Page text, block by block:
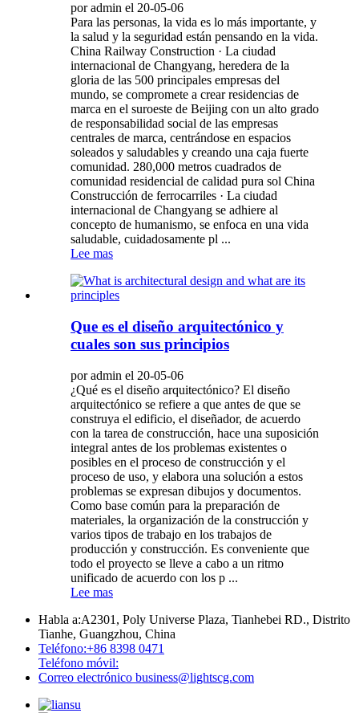
por admin el 20-05-06
Para las personas, la vida es lo más importante, y
la salud y la seguridad están pensando en la vida.
China Railway Construction · La ciudad
internacional de Changyang, heredera de la
gloria de las 500 principales empresas del
mundo, se compromete a crear residencias de
marca en el suroeste de Beijing con un alto grado
de responsabilidad social de las empresas
centrales de marca, centrándose en espacios
soleados y saludables y creando una caja fuerte
comunidad. 280,000 metros cuadrados de
comunidad residencial de calidad pura sol China
Construcción de ferrocarriles · La ciudad
internacional de Changyang se adhiere al
concepto de humanismo, se enfoca en una vida
saludable, cuidadosamente pl ...
Lee mas
Que es el diseño arquitectónico y
cuales son sus principios
por admin el 20-05-06
¿Qué es el diseño arquitectónico? El diseño
arquitectónico se refiere a que antes de que se
construya el edificio, el diseñador, de acuerdo
con la tarea de construcción, hace una suposición
integral antes de los problemas existentes o
posibles en el proceso de construcción y el
proceso de uso, y elabora una solución a estos
problemas se expresan dibujos y documentos.
Como base común para la preparación de
materiales, la organización de la construcción y
varios tipos de trabajo en los trabajos de
producción y construcción. Es conveniente que
todo el proyecto se lleve a cabo a un ritmo
unificado de acuerdo con los p ...
Lee mas
Habla a:A2301, Poly Universe Plaza, Tianhebei RD., Distrito
Tianhe, Guangzhou, China
Teléfono:+86 8398 0471
Teléfono móvil:
Correo electrónico business@lightscg.com